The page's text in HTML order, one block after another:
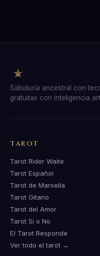
Sabiduría ancestral con
gratuitas con inteligencia
TAROT
Tarot Rider Waite
Tarot Español
Tarot de Marsella
Tarot Gitano
Tarot del Amor
Tarot Sí o No
El Tarot Responde
Ver todo el tarot →